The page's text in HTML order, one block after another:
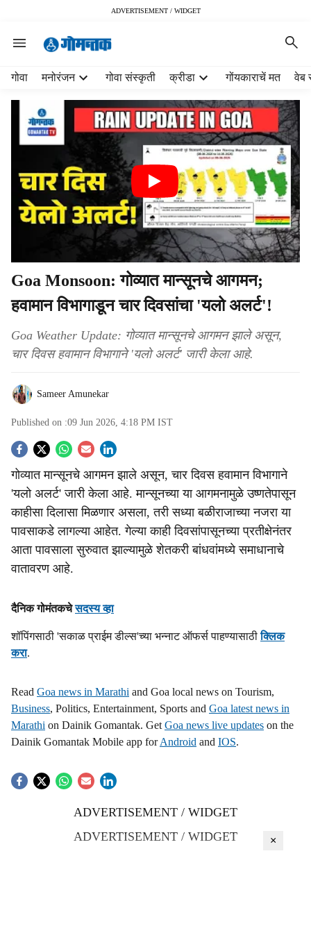
ADVERTISEMENT / WIDGET
गोवा मनोरंजन गोवा संस्कृती क्रीडा गोंयकाराचें मत वेब
Goa Monsoon: गोव्यात मान्सूनचे आगमन;
हवामान विभागाडून चार दिवसांचा 'यलो अलर्ट'!
Goa Weather Update: गोव्यात मान्सूनचे आगमन झाले असून,
चार दिवस हवामान विभागाने 'यलो अलर्ट' जारी केला आहे.
Sameer Amunekar
Published on :09 Jun 2026, 4:18 PM IST
S
o
c
i
a
h
r
e
गोव्यात मान्सूनचे आगमन झाले असून, चार दिवस हवामान विभागाने
'यलो अलर्ट' जारी केला आहे. मान्सूनच्या या आगमनामुळे उष्णतेपासून
काहीसा दिलासा मिळणार असला, तरी सध्या बळीराजाच्या नजरा या
पावसाकडे लागल्या आहेत. गेल्या काही दिवसांपासूनच्या प्रतीक्षेनंतर
आता पावसाला सुरुवात झाल्यामुळे शेतकरी बांधवांमध्ये समाधानाचे
वातावरण आहे.
दैनिक गोमंतकचेसदस्य व्हा
शॉपिंगसाठी 'सकाळ प्राईम डील्स'च्या भन्नाट ऑफर्स पाहण्यासाठीक्लिक
करा.
Read Goa news in Marathi and Goa local news on Tourism,
Business, Politics, Entertainment, Sports and Goa latest news in
Marathi on Dainik Gomantak. Get Goa news live updates on the
Dainik Gomantak Mobile app forAndroid and IOS.
ADVERTISEMENT / WIDGET
ADVERTISEMENT / WIDGET
×